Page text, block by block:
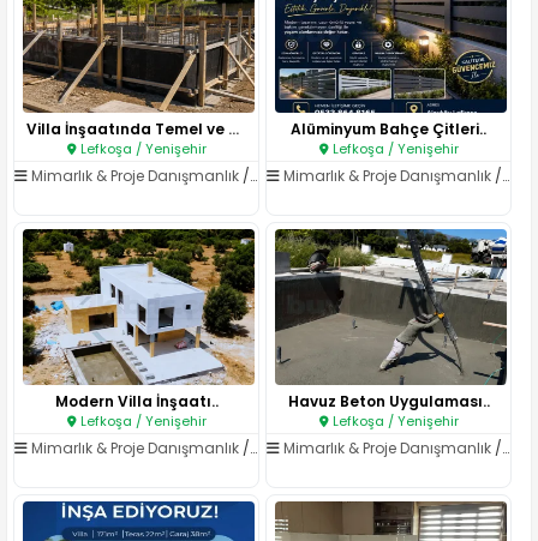
Villa İnşaatında Temel ve Kark..
Lefkoşa / Yenişehir
Mimarlık & Proje Danışmanlık / Mimarlık Hizmetleri
Alüminyum Bahçe Çitleri..
Lefkoşa / Yenişehir
Mimarlık & Proje Danışmanlık /
Modern Villa İnşaatı..
Lefkoşa / Yenişehir
Mimarlık & Proje Danışmanlık / Mimarlık Hizmetleri
Havuz Beton Uygulaması..
Lefkoşa / Yenişehir
Mimarlık & Proje Danışmanlık /